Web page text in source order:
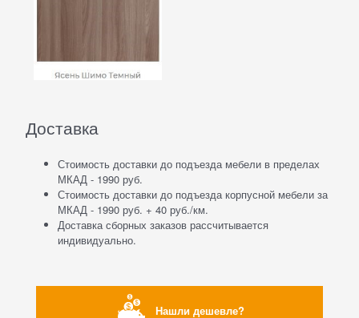
Доставка
Стоимость доставки до подъезда мебели в пределах
МКАД - 1990 руб.
Стоимость доставки до подъезда корпусной мебели за
МКАД - 1990 руб. + 40 руб./км.
Доставка сборных заказов рассчитывается
индивидуально.
Нашли дешевле?